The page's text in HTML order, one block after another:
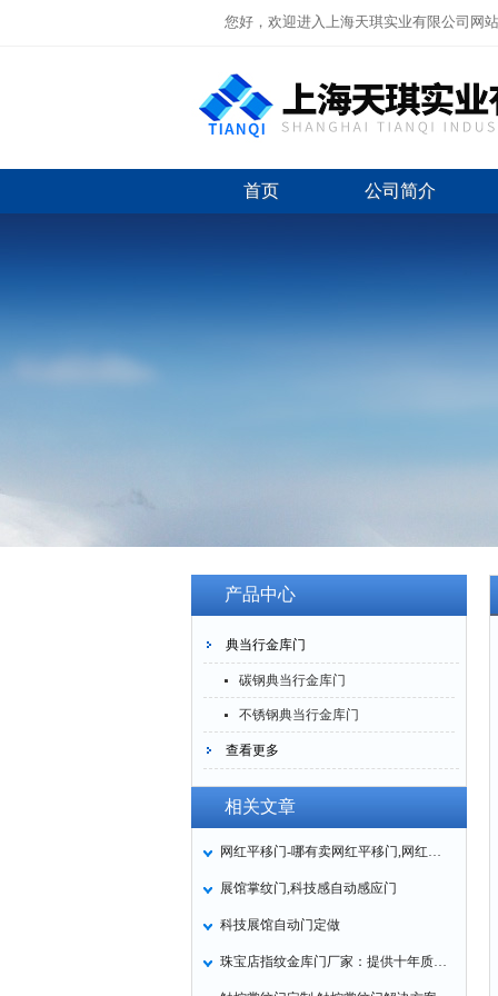
您好，欢迎进入上海天琪实业有限公司网站
首页 公司简介
产品中心
典当行金库门
碳钢典当行金库门
不锈钢典当行金库门
查看更多
相关文章
网红平移门-哪有卖网红平移门,网红平移门厂家
展馆掌纹门,科技感自动感应门
科技展馆自动门定做
珠宝店指纹金库门厂家：提供十年质保方案